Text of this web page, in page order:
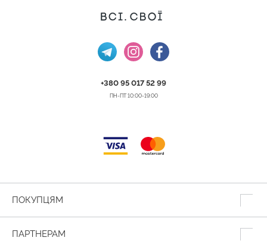
+380 95 017 52 99
ПН-ПТ 10:00-19:00
ПОКУПЦЯМ
ПАРТНЕРАМ